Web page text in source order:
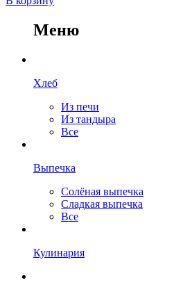
Меню
Хлеб
Из печи
Из тандыра
Все
Выпечка
Солёная выпечка
Сладкая выпечка
Все
Кулинария